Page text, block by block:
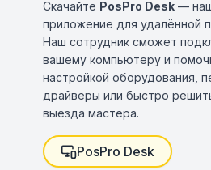
Скачайте PosPro Desk —
приложение для удалённой
Наш сотрудник сможет
вашему компьютеру и
настройкой оборудования,
драйверы или быстро
выезда мастера.
PosPro Desk